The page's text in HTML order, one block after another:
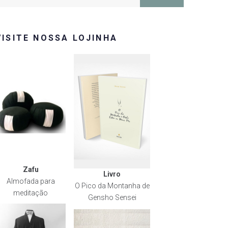
NOSSA LOJINHA
Zafu
Almofada para
meditação
Livro
O Pico da Montanha de
Gensho Sensei